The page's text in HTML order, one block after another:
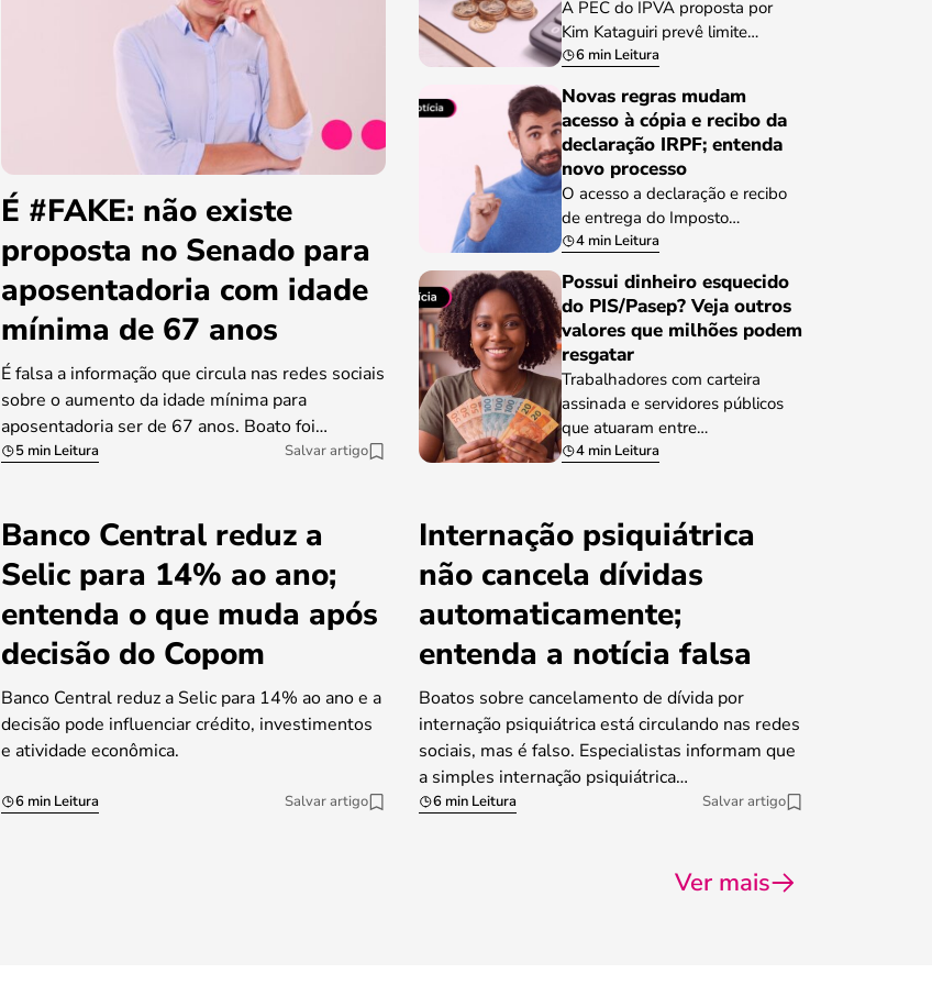
É #FAKE: não existe
proposta no Senado para
aposentadoria com idade
mínima de 67 anos
É falsa a informação que circula nas redes sociais
sobre o aumento da idade mínima para
aposentadoria ser de 67 anos. Boato foi…
5 min Leitura Salvar artigo
A PEC do IPVA proposta por
Kim Kataguiri prevê limite…
6 min Leitura
Novas regras mudam
acesso à cópia e recibo da
declaração IRPF; entenda
novo processo
O acesso a declaração e recibo
de entrega do Imposto…
4 min Leitura
Possui dinheiro esquecido
do PIS/Pasep? Veja outros
valores que milhões podem
resgatar
Trabalhadores com carteira
assinada e servidores públicos
que atuaram entre…
4 min Leitura
Banco Central reduz a
Selic para 14% ao ano;
entenda o que muda após
decisão do Copom
Banco Central reduz a Selic para 14% ao ano e a
decisão pode influenciar crédito, investimentos
e atividade econômica.
6 min Leitura Salvar artigo
Internação psiquiátrica
não cancela dívidas
automaticamente;
entenda a notícia falsa
Boatos sobre cancelamento de dívida por
internação psiquiátrica está circulando nas redes
sociais, mas é falso. Especialistas informam que
a simples internação psiquiátrica…
6 min Leitura Salvar artigo
Ver mais